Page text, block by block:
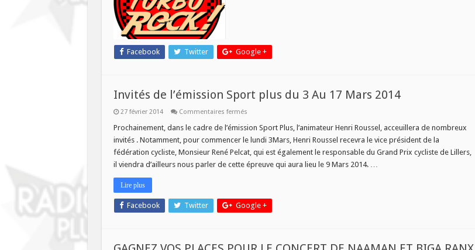
Facebook Twitter Google +
Invités de l’émission Sport plus du 3 Au 17 Mars 2014
27 février 2014 Commentaires ferméssur
de
l’émission
Sport
plus
du
3
Prochainement, dans le cadre de l’émission Sport Plus, l’animateur Henri Roussel, acceuillera de nombreux
invités . Notamment, pour commencer le lundi 3Mars, Henri Roussel recevra le vice président de la
fédération cycliste, Monsieur René Pelcat, qui est également le responsable du Grand Prix cycliste de Lillers,
il viendra d’ailleurs nous parler de cette épreuve qui aura lieu le 9 Mars 2014. …
Lire plus
Facebook Twitter Google +